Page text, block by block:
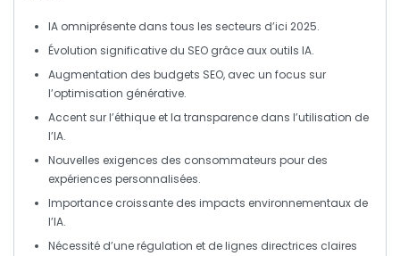
IA omniprésente dans tous les secteurs d’ici 2025.
Évolution significative du SEO grâce aux outils IA.
Augmentation des budgets SEO, avec un focus sur
l’optimisation générative.
Accent sur l’éthique et la transparence dans l’utilisation de
l’IA.
Nouvelles exigences des consommateurs pour des
expériences personnalisées.
Importance croissante des impacts environnementaux de
l’IA.
Nécessité d’une régulation et de lignes directrices claires